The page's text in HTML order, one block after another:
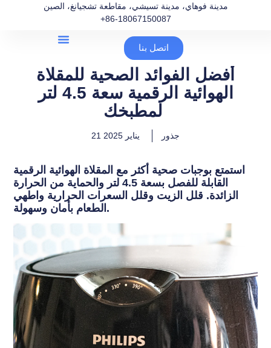
مدينة فوهاي، مدينة تسيشي، مقاطعة تشجيانغ، الصين
+86-18067150087
اتصل بنا
أفضل الفوائد الصحية للمقلاة
الهوائية الرقمية سعة 4.5 لتر
جذور
استمتع بوجبات صحية أكثر مع المقلاة الهوائية الرقمية
القابلة للفصل بسعة 4.5 لتر والحماية من الحرارة
الزائدة. قلل الزيت وقلل السعرات الحرارية واطهي
الطعام بأمان وسهولة.